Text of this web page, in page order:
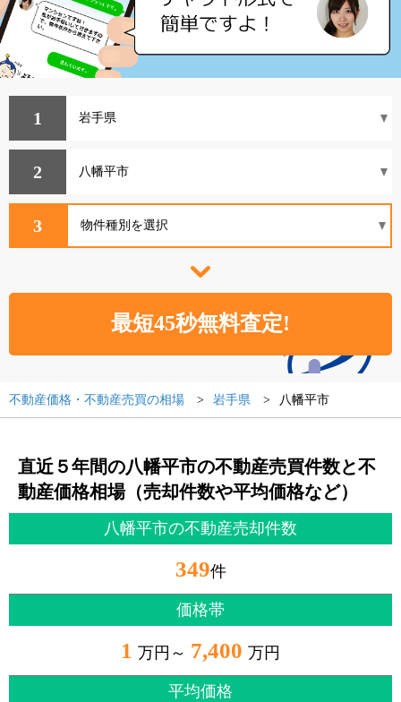
1
2
3
不動産価格・不動産売買の相場 岩手県 八幡平市
直近５年間の八幡平市の不動産売買件数と不
動産価格相場（売却件数や平均価格など）
八幡平市の不動産売却件数
349件
価格帯
1 万円～ 7,400 万円
平均価格